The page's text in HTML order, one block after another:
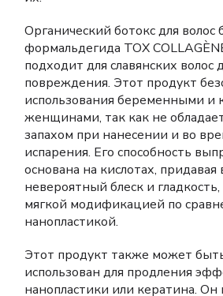
Органический ботокс для волос
формальдегида TOX
подходит для славянских волос
повреждения. Этот продукт
использования беременными
женщинами, так как не
запахом при нанесении и во
испарения. Его способность
основана на кислотах, придавая
невероятный блеск и гладкость,
мягкой модификацией по
нанопластикой.
Этот продукт также может
использован для продления
нанопластики или кератина. Он